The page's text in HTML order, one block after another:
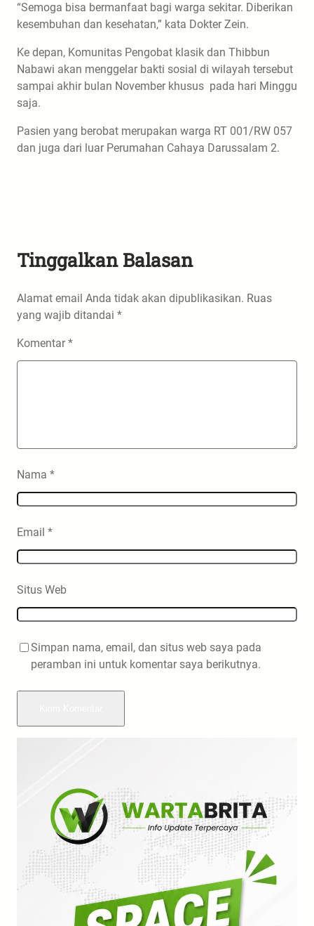
“Semoga bisa bermanfaat bagi warga sekitar. Diberikan
kesembuhan dan kesehatan,” kata Dokter Zein.
Ke depan, Komunitas Pengobat klasik dan Thibbun
Nabawi akan menggelar bakti sosial di wilayah tersebut
sampai akhir bulan November khusus pada hari Minggu
saja.
Pasien yang berobat merupakan warga RT 001/RW 057
dan juga dari luar Perumahan Cahaya Darussalam 2.
Tinggalkan Balasan
Alamat email Anda tidak akan dipublikasikan. Ruas
yang wajib ditandai *
Komentar*
Nama *
Email *
Situs Web
Simpan nama, email, dan situs web saya pada
peramban ini untuk komentar saya berikutnya.